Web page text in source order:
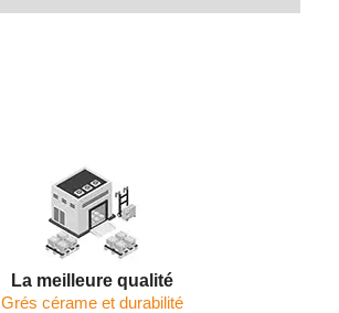
La meilleure qualité
Grés cérame et durabilité